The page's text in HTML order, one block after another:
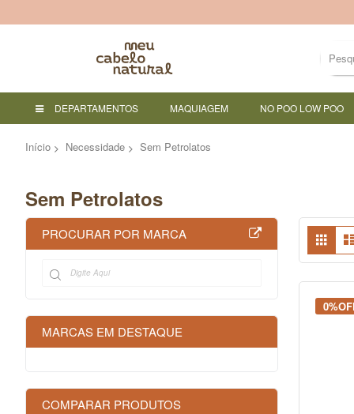
DEPARTAMENTOS MAQUIAGEM NO POO LOW POO
Início Necessidade Sem Petrolatos
Sem Petrolatos
Ver
como
Grade
PROCURAR POR MARCA
MARCAS EM DESTAQUE
COMPARAR PRODUTOS